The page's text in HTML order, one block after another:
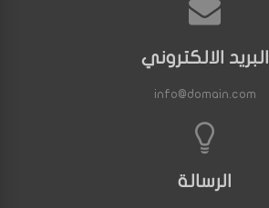
البريد الالكتروني
info@domain.com
الرسالة